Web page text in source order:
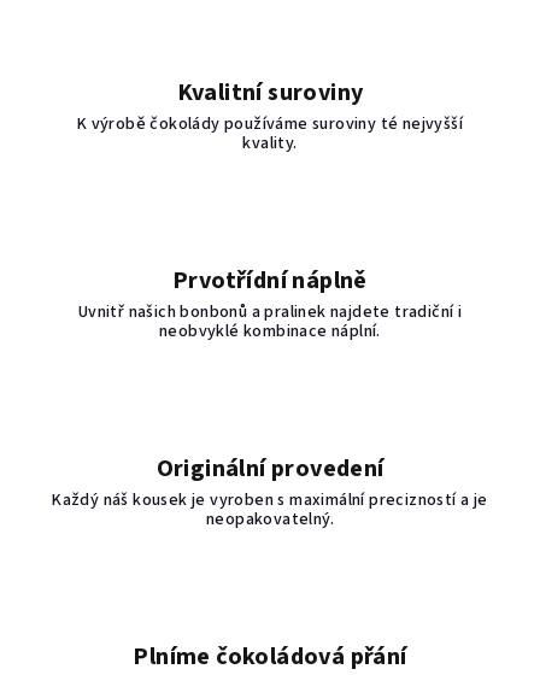
Kvalitní suroviny
K výrobě čokolády používáme suroviny té nejvyšší
kvality.
Prvotřídní náplně
Uvnitř našich bonbonů a pralinek najdete tradiční i
neobvyklé kombinace náplní.
Originální provedení
Každý náš kousek je vyroben s maximální precizností a je
neopakovatelný.
Plníme čokoládová přání